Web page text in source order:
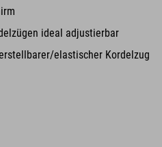
ideal adjustierbar
elastischer Kordelzug